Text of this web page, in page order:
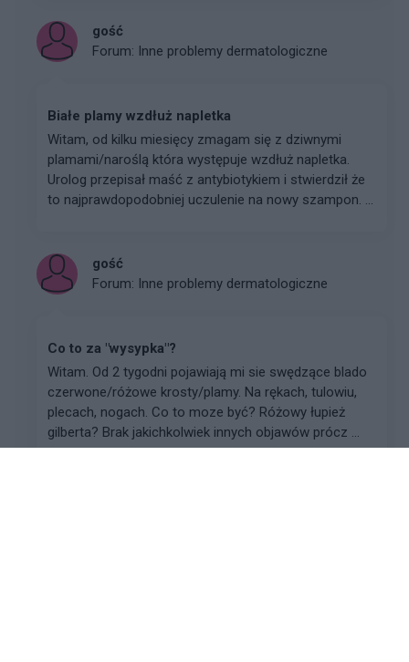
gość
Forum: Inne problemy dermatologiczne
Białe plamy wzdłuż napletka
Witam, od kilku miesięcy zmagam się z dziwnymi
plamami/naroślą która występuje wzdłuż napletka.
Urolog przepisał maść z antybiotykiem i stwierdził że
to najprawdopodobniej uczulenie na nowy szampon. ...
gość
Forum: Inne problemy dermatologiczne
Co to za "wysypka"?
Witam. Od 2 tygodni pojawiają mi sie swędzące blado
czerwone/różowe krosty/plamy. Na rękach, tulowiu,
plecach, nogach. Co to moze być? Różowy łupież
gilberta? Brak jakichkolwiek innych objawów prócz ...